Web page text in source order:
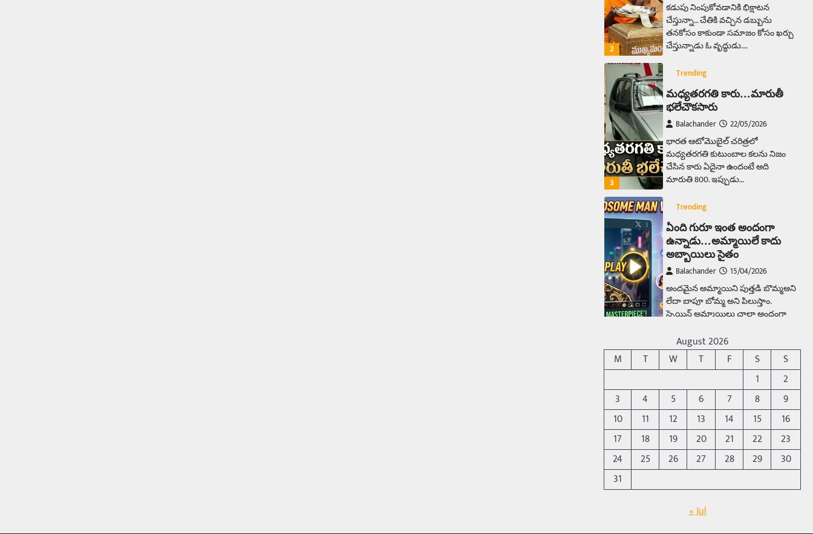
2
కడుపు నింపుకోవడానికి భిక్షాటన
చేస్తున్నా… చేతికి వచ్చిన డబ్బును
తనకోసం కాకుండా సమాజం కోసం ఖర్చు
చేస్తున్నాడు ఓ వృద్ధుడు.…
3
Trending
మధ్యతరగతి కారు…మారుతీ
భలేచౌకసారు
Balachander
22/05/2026
భారత ఆటోమొబైల్ చరిత్రలో
మధ్యతరగతి కుటుంబాల కలను నిజం
చేసిన కారు ఏదైనా ఉందంటే అది
మారుతి 800. ఇప్పుడు…
Trending
ఏంది గురూ ఇంత అందంగా
ఉన్నాడు…అమ్మాయిలే కాదు
అబ్బాయిలు సైతం
Balachander
15/04/2026
అందమైన అమ్మాయిని పుత్తడి బొమ్మఅని
లేదా బాపూ బోమ్మ అని పిలుస్తాం.
స్పెయిన్‌ అమ్మాయిలు చాలా అందంగా
5
Trending
రోడ్డుపై ఏరులై పారిన బీర్లు…
ఘాటుతో మండుతున్న నోర్లు
Balachander
15/04/2026
ఉత్తర ప్రదేశ్‌లోని ఝాన్సీ జిల్లాలో ఒక
వింతైన రోడ్డు ప్రమాదం చోటుచేసుకుంది.
ఝాన్సీ–కాన్పూర్ జాతీయ రహదారిపై
వేల సంఖ్యలో బీరు…
Trending
అక్కడ ఆదివారం బట్టలు
August 2026
M
T W T F S
S
1
2
3
4 5 6 7 8
9
10
11 12 13 14 15
16
17
18 19 20 21 22
23
24
25 26 27 28 29
30
31
« Jul